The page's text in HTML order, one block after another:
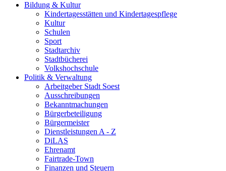
Bildung & Kultur
Kindertagesstätten und Kindertagespflege
Kultur
Schulen
Sport
Stadtarchiv
Stadtbücherei
Volkshochschule
Politik & Verwaltung
Arbeitgeber Stadt Soest
Ausschreibungen
Bekanntmachungen
Bürgerbeteiligung
Bürgermeister
Dienstleistungen A - Z
DiLAS
Ehrenamt
Fairtrade-Town
Finanzen und Steuern